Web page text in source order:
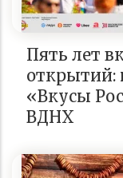
Пять лет
открытий:
«Вкусы
ВДНХ